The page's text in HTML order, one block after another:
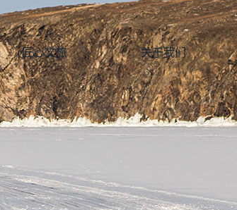
匠心文旅 关于我们